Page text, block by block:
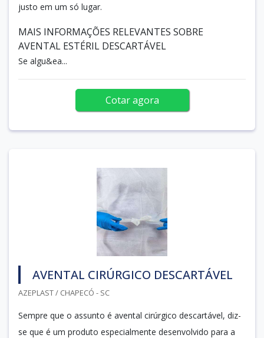
justo em um só lugar.
MAIS INFORMAÇÕES RELEVANTES SOBRE
AVENTAL ESTÉRIL DESCARTÁVEL
Se algu&ea...
Cotar agora
AVENTAL CIRÚRGICO DESCARTÁVEL
AZEPLAST / CHAPECÓ - SC
Sempre que o assunto é avental cirúrgico descartável, diz-
se que é um produto especialmente desenvolvido para a